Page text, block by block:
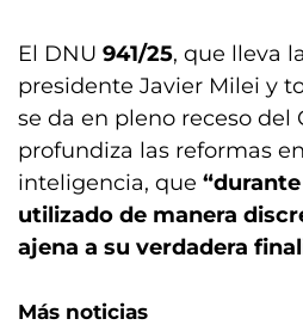
El DNU 941/25, que lleva
presidente Javier Milei y
se da en pleno receso del
profundiza las reformas
inteligencia, que
utilizado de manera
ajena a su verdadera
Más noticias